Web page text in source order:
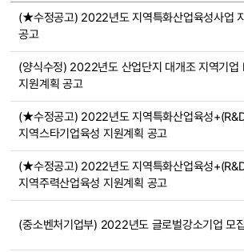
(★수정공고) 2022년도 지역특화산업육성사업
공고
(양식수정) 2022년도 산업단지 대개조 지역기업
지원계획 공고
(★수정공고) 2022년도 지역특화산업육성
지역스타기업육성 지원계획 공고
(★수정공고) 2022년도 지역특화산업육성
지역주력산업육성 지원계획 공고
(중소벤처기업부) 2022년도 글로벌강소기업 모